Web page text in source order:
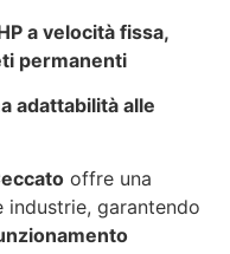
a velocità fissa,
permanenti
adattabilità alle
offre una
industrie, garantendo